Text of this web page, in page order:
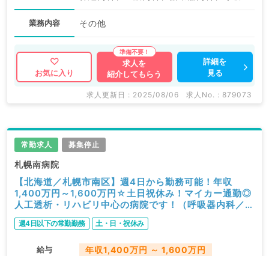
業務内容 その他
お気に入り
求人を
紹介してもらう
詳細を
見る
求人更新日 : 2025/08/06 求人No. : 879073
常勤求人 募集停止
札幌南病院
【北海道／札幌市南区】週4日から勤務可能！年収
1,400万円～1,600万円☆土日祝休み！マイカー通勤◎
人工透析・リハビリ中心の病院です！（呼吸器内科／常
勤）
週4日以下の常勤勤務 土・日・祝休み
給与 年収1,400万円 ～ 1,600万円